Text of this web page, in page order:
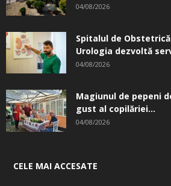
04/08/2026
Spitalul de
Urologia dezvoltă
04/08/2026
Magiunul de pepeni
gust al copilăriei...
04/08/2026
CELE MAI ACCESATE